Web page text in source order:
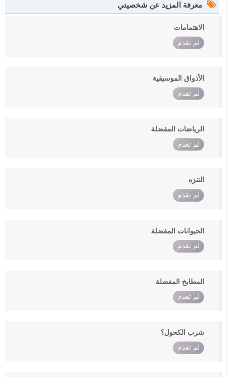
معرفة المزيد عن شخصيتي
الاهتمامات
لم تقدم
الأذواق الموسيقية
لم تقدم
الرياضات المفضلة
لم تقدم
التنزه
لم تقدم
الحيوانات المفضلة
لم تقدم
المطابخ المفضلة
لم تقدم
شرب الكحول؟
لم تقدم